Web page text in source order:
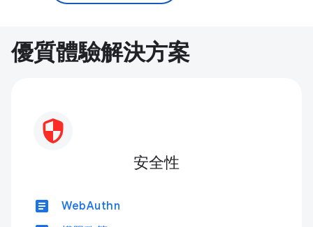
優質體驗解決方案
安全性
article WebAuthn